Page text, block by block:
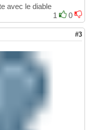
avec le diable
1
0
#3